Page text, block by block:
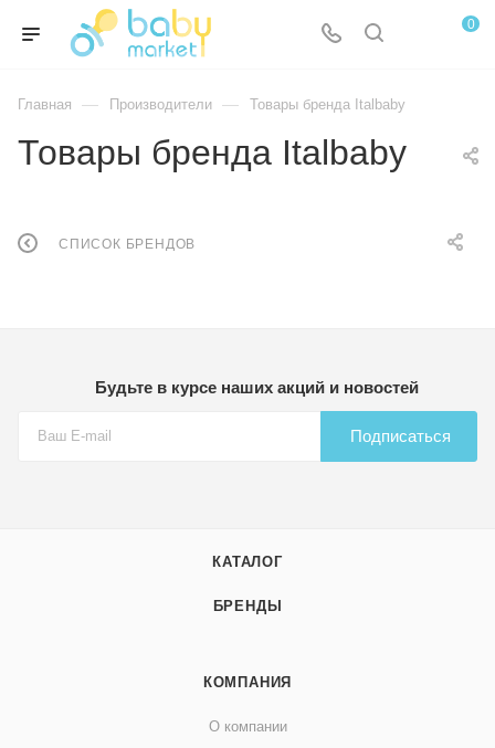
0
Главная — Производители — Товары бренда Italbaby
Товары бренда Italbaby
СПИСОК БРЕНДОВ
Будьте в курсе наших акций и новостей
Подписаться
КАТАЛОГ
БРЕНДЫ
КОМПАНИЯ
О компании